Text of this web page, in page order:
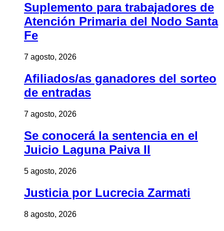
Suplemento para trabajadores de
Atención Primaria del Nodo Santa
Fe
7 agosto, 2026
Afiliados/as ganadores del sorteo
de entradas
7 agosto, 2026
Se conocerá la sentencia en el
Juicio Laguna Paiva II
5 agosto, 2026
Justicia por Lucrecia Zarmati
8 agosto, 2026